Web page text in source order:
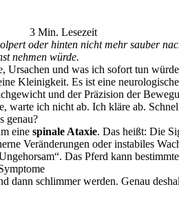
3 Min. Lesezeit
oder hinten nicht mehr sauber
nehmen würde.
Ursachen und was ich sofort tun würde
Kleinigkeit. Es ist eine
und der Präzision der
warte ich nicht ab. Ich kläre ab.
genau?
eine spinale Ataxie. Das heißt: Die
Veränderungen oder instabiles
Das Pferd kann
dann schlimmer werden. Genau